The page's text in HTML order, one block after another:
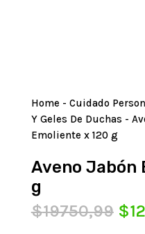
Home - Cuidado
Y Geles De Duchas -
Emoliente x 120 g
Aveno Jabón
g
$19750,99 El
$